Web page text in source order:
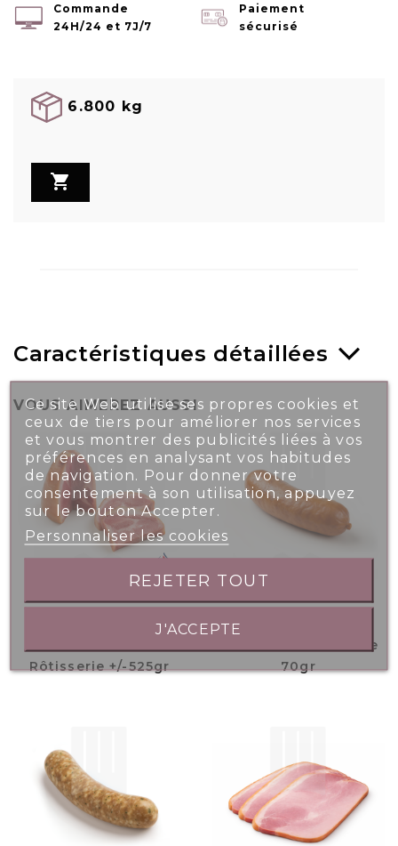
Commande
24H/24 et 7J/7
Paiement
sécurisé
6.800 kg

Caractéristiques détaillées
VOUS AIMEREZ AUSSI
Rôtisserie +/-525gr
Saucisse Porc Fumée
70gr
Ce site Web utilise ses propres cookies et
ceux de tiers pour améliorer nos services
et vous montrer des publicités liées à vos
préférences en analysant vos habitudes
de navigation. Pour donner votre
consentement à son utilisation, appuyez
sur le bouton Accepter.
Personnaliser les cookies
REJETER TOUT
J'ACCEPTE